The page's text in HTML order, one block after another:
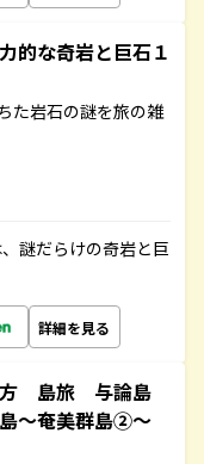
的な奇岩と巨石１
た岩石の謎を旅の雑
謎だらけの奇岩と巨
詳細を見る
方 島旅 与論島
～奄美群島②～